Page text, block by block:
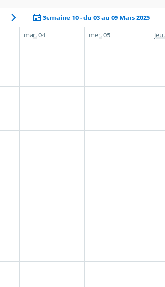
Semaine 10 - du 03 au 09 Mars 2025
mar.04 mer.05 jeu.